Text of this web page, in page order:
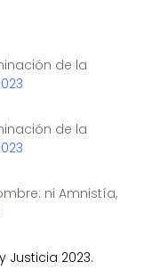
de la
de la
ni Amnistía,
Justicia 2023.